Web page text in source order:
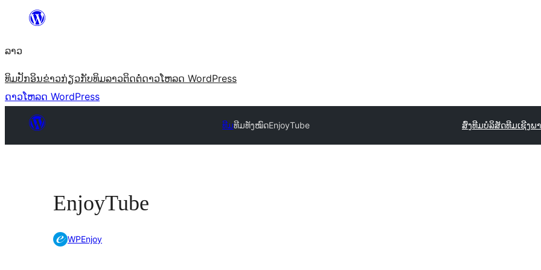
ທີ່
ເນື້ອຫາ
ລາວ
ທິມປັກອິນຂ່າວກ່ຽວກັບທິມລາວຕິດຕໍ່ດາວໂຫລດ WordPress
ດາວໂຫລດ WordPress
ທີມທີມທັງໝົດEnjoyTube ສົ່ງທີມບໍລິສັດທີມເຊີງພ
EnjoyTube
WPEnjoy